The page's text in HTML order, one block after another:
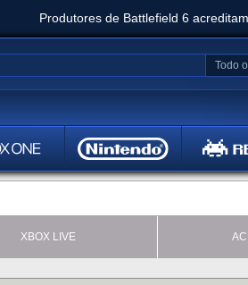
Produtores de Battlefield 6
Clair Obscur: Expedition 33 já vendeu 5
Todo
XBOX LIVE